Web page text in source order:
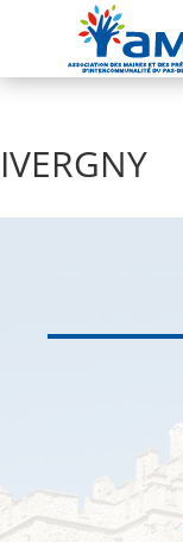
IVERGNY